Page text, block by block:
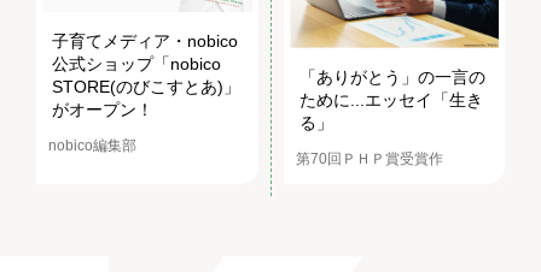
子育てメディア・nobico
公式ショップ「nobico
STORE(のびこすとあ)」
がオープン！
nobico編集部
「ありがとう」の一言の
ために...エッセイ「生き
る」
第70回ＰＨＰ賞受賞作